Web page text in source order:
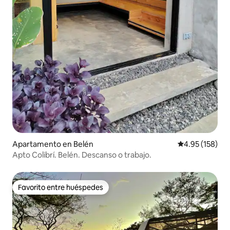
Apartamento en Belén Calificación
4.95 (158)
Apto Colibrí. Belén. Descanso o trabajo.
Favorito entre huéspedes
Favorito entre huéspedes